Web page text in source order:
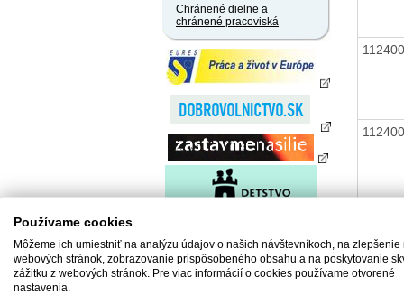
Chránené dielne a
chránené pracoviská
Používame cookies
Môžeme ich umiestniť na analýzu údajov o našich návštevníkoch, na zlepšenie
webových stránok, zobrazovanie prispôsobeného obsahu a na poskytovanie
zážitku z webových stránok. Pre viac informácií o cookies používame otvorené
nastavenia.